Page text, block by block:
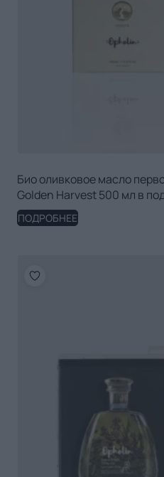
Био оливковое масло
Golden Harvest 500 мл в
ПОДРОБНЕЕ